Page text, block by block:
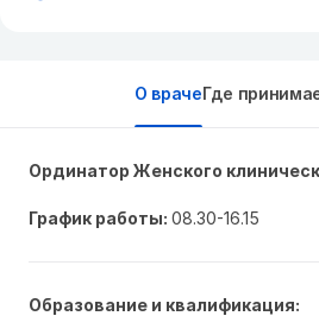
О врачеГде
Ординатор Женского
График работы: 08.30-16.15
Образование и квалификация: